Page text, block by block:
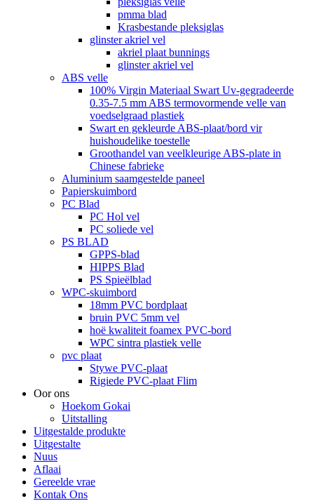
pmma blad
Krasbestande pleksiglas
glinster akriel vel
akriel plaat bunnings
glinster akriel vel
ABS velle
100% Virgin Materiaal Swart Uv-gegradeerde
0.35-7.5 mm ABS termovormende velle van
voedselgraad plastiek
Swart en gekleurde ABS-plaat/bord vir
huishoudelike toestelle
Groothandel van veelkleurige ABS-plate in
Chinese fabrieke
Aluminium saamgestelde paneel
Papierskuimbord
PC Blad
PC Hol vel
PC soliede vel
PS BLAD
GPPS-blad
HIPPS Blad
PS Spieëlblad
WPC-skuimbord
18mm PVC bordplaat
bruin PVC 5mm vel
hoë kwaliteit foamex PVC-bord
WPC sintra plastiek velle
pvc plaat
Stywe PVC-plaat
Rigiede PVC-plaat Flim
Oor ons
Hoekom Gokai
Uitstalling
Uitgestalde produkte
Uitgestalte
Nuus
Aflaai
Gereelde vrae
Kontak Ons